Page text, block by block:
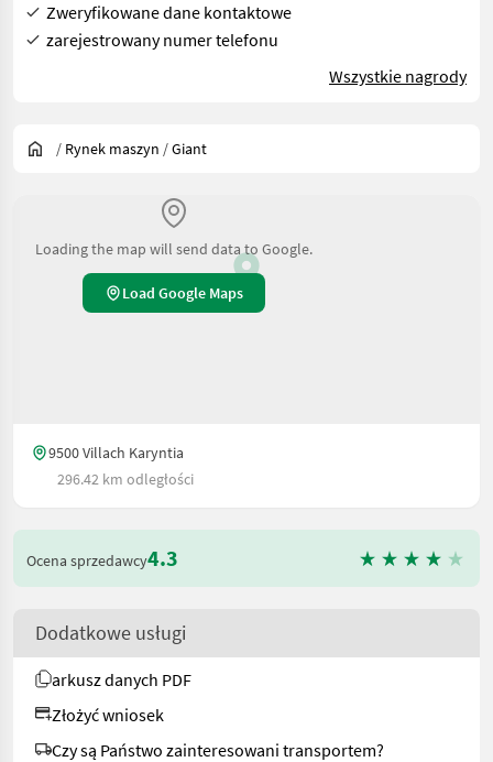
Zweryfikowane dane kontaktowe
zarejestrowany numer telefonu
Wszystkie nagrody
/ Rynek maszyn /Giant
Loading the map will send data to Google.
Load Google Maps
9500 Villach Karyntia
296.42 km odległości
Ocena sprzedawcy4.3
Dodatkowe usługi
arkusz danych PDF
Złożyć wniosek
Czy są Państwo zainteresowani transportem?